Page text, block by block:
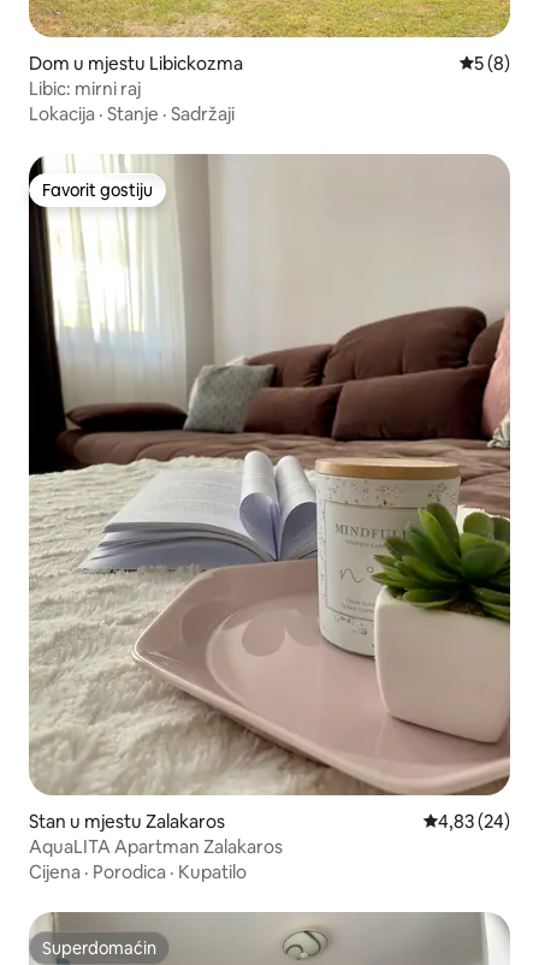
Dom u mjestu Libickozma
5 (8)
Libic: mirni raj
Lokacija · Stanje · Sadržaji
Favorit gostiju
Favorit gostiju
Stan u mjestu Zalakaros Prosječna
4,83 (24)
AquaLITA Apartman Zalakaros
Cijena · Porodica · Kupatilo
Superdomaćin
Superdomaćin